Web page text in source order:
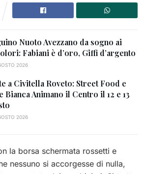
Nuoto Avezzano da sogno ai
Fabiani è d’oro, Giffi d’argento
2026
a Civitella Roveto: Street Food e
Bianca Animano il Centro il 12 e 13
2026
la borsa schermata rossetti e
nessuno si accorgesse di nulla,